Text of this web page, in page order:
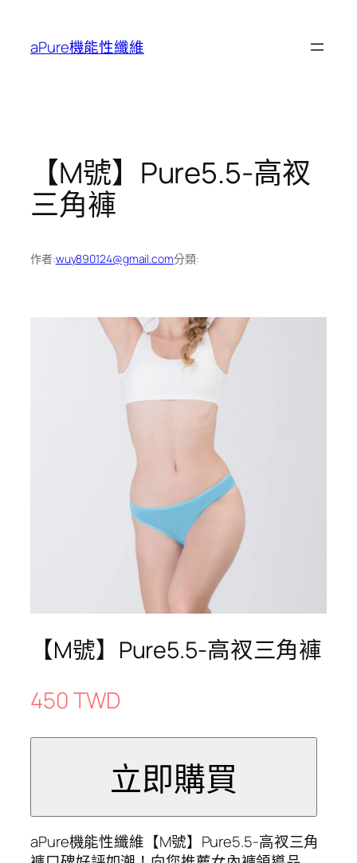
aPure機能性纖維
【M號】Pure5.5-高衩
三角褲
作者:wuy890124@gmail.com分類:
【M號】Pure5.5-高衩三角褲
450 TWD
aPure機能性纖維【M號】Pure5.5-高衩三角